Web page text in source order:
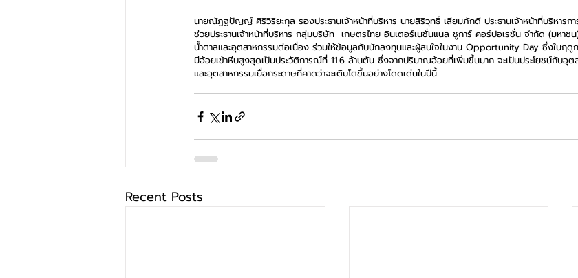
นายณัฎฐปัญญ์ ศิริวิริยะกุล รองประธานเจ้าหน้าที่บริหาร นายสิริวุทธิ์ เสียมภักดี ประธานเจ้าหน้าที่บริหารการ
ช่วยประธานเจ้าหน้าที่บริหาร กลุ่มบริษัท  เกษตรไทย อินเตอร์เนชั่นแนล ชูการ์ คอร์ปอเรชั่น จำกัด (มหาช
น้ำตาลและอุตสาหกรรมต่อเนื่อง ร่วมให้ข้อมูลกับนักลงทุนและผู้สนใจในงาน Opportunity Day ซึ่งในฤ
มีอ้อยเข้าหีบสูงสุดเป็นประวัติการณ์ที่ 11.6 ล้านตัน ซึ่งจากปริมาณอ้อยที่เพิ่มขึ้นมาก จะเป็นประโยชน์กับอุ
และอุตสาหกรรมเยื่อกระดาษที่คาดว่าจะเติบโตขึ้นอย่างโดดเด่นในปีนี้
Recent Posts